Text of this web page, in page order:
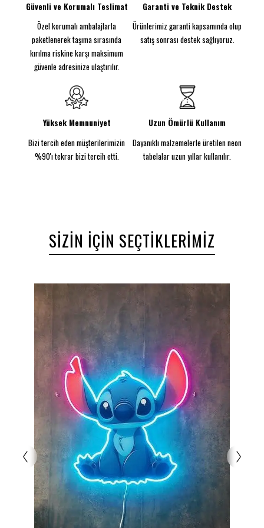
görselinizi tabloya dönüştürmek isterseniz,
Instagram üzerinden bize iletebilir ve size özel
Dolce Gabanna Neon Tablotasarımınızı
oluşturabilirsiniz.
Özellikler
kullanılarak üretilmiştir.
Güç Kaynağı: DC 12V adaptör ile güvenli kullanım
sunar.
Kablo Uzunluğu:3 metre uzunluğunda kablo ile
kolay kurulum sağlar.
Boyutlar:50 cm x 70 cm ölçüleriyle dikkat çekici
Kişiselleştirme:Çerçeve rengi stok durumuna
göre değişiklik gösterebilir, isteğe göre özel renk
Gabanna Neon Tabloile sanatın ışığını hissedin.
Şimdi sipariş verin, evinizi veya ofisinizi bu eşsiz
tasarımla aydınlatın.
Güvenli ve Korumalı Teslimat
Özel korumalı ambalajlarla
paketlenerek taşıma sırasında
kırılma riskine karşı maksimum
güvenle adresinize ulaştırılır.
Garanti ve Teknik Destek
Ürünlerimiz garanti kapsamında olup
satış sonrası destek sağlıyoruz.
Yüksek Memnuniyet
Bizi tercih eden müşterilerimizin
%90'ı tekrar bizi tercih etti.
Uzun Ömürlü Kullanım
Dayanıklı malzemelerle üretilen neon
tabelalar uzun yıllar kullanılır.
SIZIN İÇIN SEÇTIKLERIMIZ